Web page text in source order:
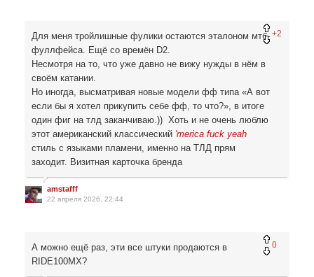
+2
Для меня тройлишные фулики остаются эталоном мтб-
фуллфейса. Ещё со времён D2.
Несмотря на то, что уже давно не вижу нужды в нём в
своём катании.
Но иногда, высматривая новые модели фф типа «А вот
если бы я хотел прикупить себе фф, то что?», в итоге
один фиг на тлд заканчиваю.)) Хоть и не очень люблю
этот американский классический 'merica fuck yeah
стиль с языками пламени, именно на ТЛД прям
заходит. Визитная карточка бренда
amstafff
22 апреля 2026, 22:44
0
А можно ещё раз, эти все штуки продаются в
RIDE100MX?